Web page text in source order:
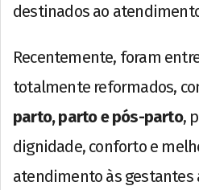
destinados ao
Recentemente, foram
totalmente reformados,
parto, parto e pós-parto,
dignidade, conforto e
atendimento às